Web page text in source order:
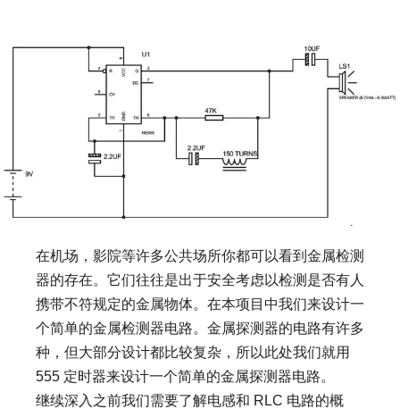
在机场，影院等许多公共场所你都可以看到金属检测
器的存在。它们往往是出于安全考虑以检测是否有人
携带不符规定的金属物体。在本项目中我们来设计一
个简单的金属检测器电路。金属探测器的电路有许多
种，但大部分设计都比较复杂，所以此处我们就用
555 定时器来设计一个简单的金属探测器电路。
继续深入之前我们需要了解电感和 RLC 电路的概